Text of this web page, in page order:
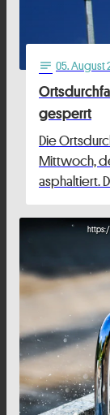
notes 05. August
gesperrt
Die
Mittwoch,
asphaltiert.